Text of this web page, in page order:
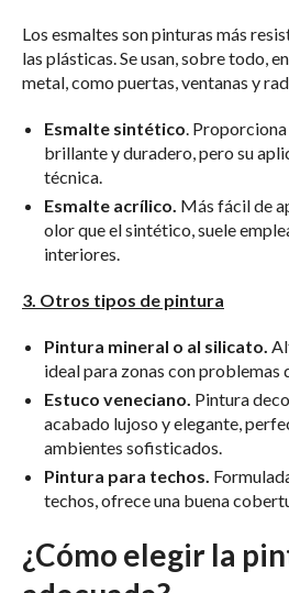
Los esmaltes son pinturas más
las plásticas. Se usan, sobre todo,
metal, como puertas, ventanas y
Esmalte sintético.
brillante y duradero, pero su
técnica.
Esmalte acrílico. Más fácil de
olor que el sintético, suele
interiores.
3. Otros tipos de pintura
Pintura mineral o al silicato.
ideal para zonas con problemas
Estuco veneciano. Pintura
acabado lujoso y elegante,
ambientes sofisticados.
Pintura para techos.
techos, ofrece una buena
¿Cómo elegir la